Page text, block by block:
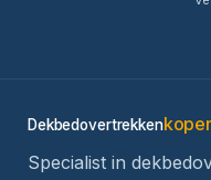
Dekbedovertrekken
Specialist in